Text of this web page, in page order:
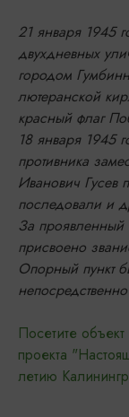
21 января 1945
двухдневных
городом
лютеранской
красный флаг
18 января 1945
противника
Иванович Гусев
последовали и
За проявленный
присвоено
Опорный пункт
Посетите
проекта
летию